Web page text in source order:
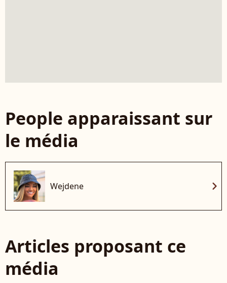
People apparaissant sur
le média
Wejdene chevron_right
Articles proposant ce
média